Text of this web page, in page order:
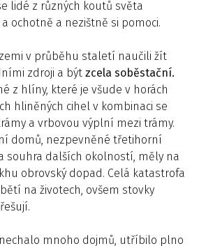
lidé z různých koutů světa
ochotně a nezištně si pomoci.
v průběhu staletí naučili žít
zdroji a být zcela soběstační.
z hlíny, které je všude v horách
hliněných cihel v kombinaci se
a vrbovou výplní mezi trámy.
domů, nezpevněné třetihorní
souhra dalších okolností, měly na
obrovský dopad. Celá katastrofa
na životech, ovšem stovky
mnoho dojmů, utříbilo plno